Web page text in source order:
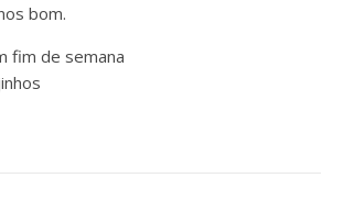
bom.
fim de semana